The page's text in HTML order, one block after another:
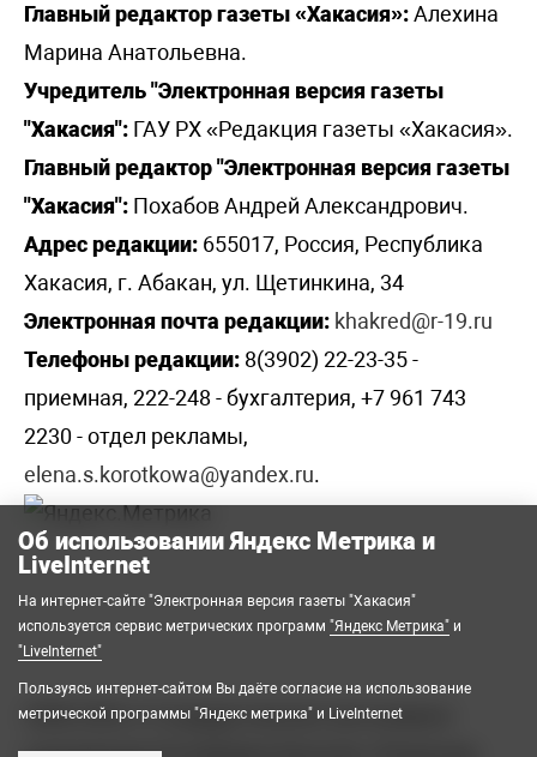
Главный редактор газеты «Хакасия»:Алехина
Марина Анатольевна.
Учредитель "Электронная версия газеты
"Хакасия": ГАУ РХ «Редакция газеты «Хакасия».
Главный редактор "Электронная версия газеты
"Хакасия": Похабов Андрей Александрович.
Адрес редакции: 655017, Россия, Республика
Хакасия, г. Абакан, ул. Щетинкина, 34
Электронная почта редакции: khakred@r-19.ru
Телефоны редакции: 8(3902) 22-23-35 -
приемная, 222-248 - бухгалтерия, +7 961 743
2230 - отдел рекламы,
elena.s.korotkowa@yandex.ru.
2008-2026 © Государственное автономное
Об использовании Яндекс Метрика и
LiveInternet
На интернет-сайте "Электронная версия газеты "Хакасия"
используется сервис метрических программ "Яндекс Метрика" и
"LiveInternet"
Пользуясь интернет-сайтом Вы даёте согласие на использование
метрической программы "Яндекс метрика" и LiveInternet